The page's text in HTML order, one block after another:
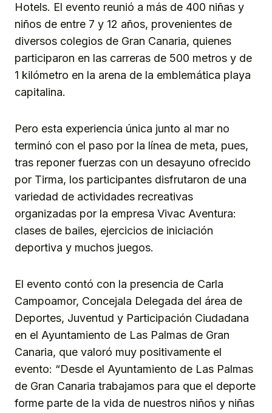
Hotels. El evento reunió a más de 400 niñas y
niños de entre 7 y 12 años, provenientes de
diversos colegios de Gran Canaria, quienes
participaron en las carreras de 500 metros y de
1 kilómetro en la arena de la emblemática playa
capitalina.
Pero esta experiencia única junto al mar no
terminó con el paso por la línea de meta, pues,
tras reponer fuerzas con un desayuno ofrecido
por Tirma, los participantes disfrutaron de una
variedad de actividades recreativas
organizadas por la empresa Vivac Aventura:
clases de bailes, ejercicios de iniciación
deportiva y muchos juegos.
El evento contó con la presencia de Carla
Campoamor, Concejala Delegada del área de
Deportes, Juventud y Participación Ciudadana
en el Ayuntamiento de Las Palmas de Gran
Canaria, que valoró muy positivamente el
evento: “Desde el Ayuntamiento de Las Palmas
de Gran Canaria trabajamos para que el deporte
forme parte de la vida de nuestros niños y niñas